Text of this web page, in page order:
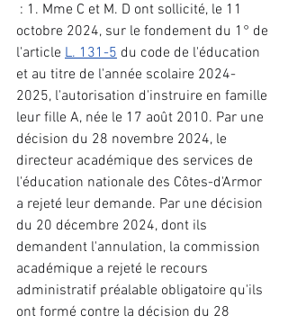
: 1. Mme C et M. D ont sollicité, le 11
octobre 2024, sur le fondement du 1° de
l'article L. 131-5 du code de l'éducation
et au titre de l'année scolaire 2024-
2025, l'autorisation d'instruire en famille
leur fille A, née le 17 août 2010. Par une
décision du 28 novembre 2024, le
directeur académique des services de
l'éducation nationale des Côtes-d'Armor
a rejeté leur demande. Par une décision
du 20 décembre 2024, dont ils
demandent l'annulation, la commission
académique a rejeté le recours
administratif préalable obligatoire qu'ils
ont formé contre la décision du 28